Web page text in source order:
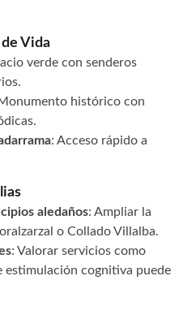
Vida
verde con senderos
histórico con
: Acceso rápido a
aledaños: Ampliar la
o Collado Villalba.
: Valorar servicios como
estimulación cognitiva puede